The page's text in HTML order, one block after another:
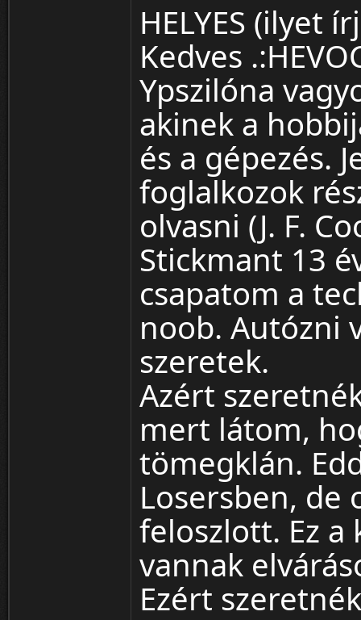
HELYES (ilyet
Kedves
Ypszilóna
akinek a
és a gépezés.
foglalkozok
olvasni (J. F.
Stickmant 13
csapatom a
noob. Autózni
szeretek.
Azért
mert látom,
tömegklán.
Losersben,
feloszlott. Ez
vannak
Ezért